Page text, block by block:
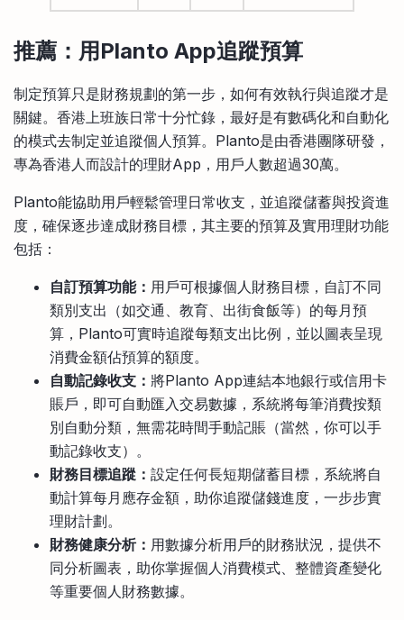
推薦：用Planto App追蹤預算
制定預算只是財務規劃的第一步，如何有效執行與追蹤才是
關鍵。香港上班族日常十分忙錄，最好是有數碼化和自動化
的模式去制定並追蹤個人預算。Planto是由香港團隊研發，
專為香港人而設計的理財App，用戶人數超過30萬。
Planto能協助用戶輕鬆管理日常收支，並追蹤儲蓄與投資進
度，確保逐步達成財務目標，其主要的預算及實用理財功能
包括：
自訂預算功能： 用戶可根據個人財務目標，自訂不同
類別支出（如交通、教育、出街食飯等）的每月預
算，Planto可實時追蹤每類支出比例，並以圖表呈現
消費金額佔預算的額度。
自動記錄收支： 將Planto App連結本地銀行或信用卡
賬戶，即可自動匯入交易數據，系統將每筆消費按類
別自動分類，無需花時間手動記賬（當然，你可以手
動記錄收支）。
財務目標追蹤： 設定任何長短期儲蓄目標，系統將自
動計算每月應存金額，助你追蹤儲錢進度，一步步實
理財計劃。
財務健康分析： 用數據分析用戶的財務狀況，提供不
同分析圖表，助你掌握個人消費模式、整體資產變化
等重要個人財務數據。